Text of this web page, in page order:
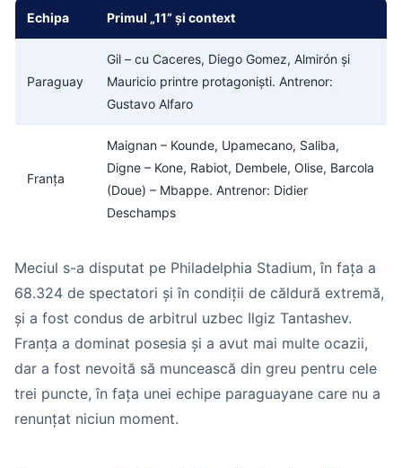
Echipa Primul „11” și context
Paraguay
Gil – cu Caceres, Diego Gomez, Almirón și
Mauricio printre protagoniști. Antrenor:
Gustavo Alfaro
Franța
Maignan – Kounde, Upamecano, Saliba,
Digne – Kone, Rabiot, Dembele, Olise, Barcola
(Doue) – Mbappe. Antrenor: Didier
Deschamps
Meciul s-a disputat pe Philadelphia Stadium, în fața a
68.324 de spectatori și în condiții de căldură extremă,
și a fost condus de arbitrul uzbec Ilgiz Tantashev.
Franța a dominat posesia și a avut mai multe ocazii,
dar a fost nevoită să muncească din greu pentru cele
trei puncte, în fața unei echipe paraguayane care nu a
renunțat niciun moment.